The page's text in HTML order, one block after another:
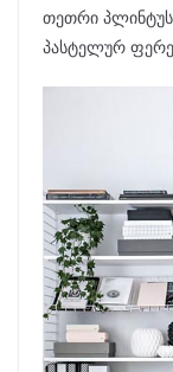
თეთრი
პასტელურ